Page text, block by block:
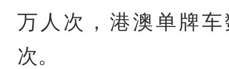
万人次，港澳单牌车
次。